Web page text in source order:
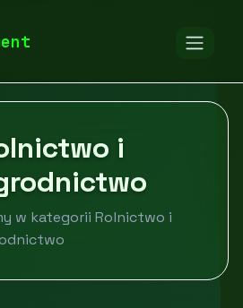
i
w kategorii Rolnictwo i